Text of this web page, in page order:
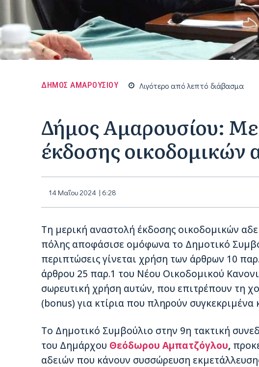
ΔΗΜΟΣ ΑΜΑΡΟΥΣΙΟΥ Λιγότερο απόλεπτό διάβασμα
Δήμος Αμαρουσίου:
έκδοσης οικοδομικών
14 Μαΐου 2024 | 6:28
Τη μερική αναστολή έκδοσης οικοδομικών
πόλης αποφάσισε ομόφωνα το Δημοτικό
περιπτώσεις γίνεται χρήση των άρθρων 10
άρθρου 25 παρ.1 του Νέου Οικοδομικού
σωρευτική χρήση αυτών, που επιτρέπουν τη
(bonus) για κτίρια που πληρούν συγκεκριμένα
Το Δημοτικό Συμβούλιο στην 9η τακτική
του Δημάρχου Θεόδωρου Αμπατζόγλου,
αδειών που κάνουν συσσώρευση